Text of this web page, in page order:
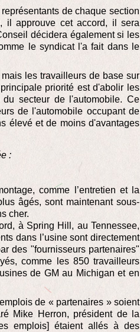
de chaque section
il approuve cet accord, il sera
décidera également si les
le syndicat l'a fait dans le
les travailleurs de base sur
priorité est d'abolir les
secteur de l'automobile. Ce
de l'automobile occupant de
élevé et de moins d'avantages
:
comme l’entretien et la
âgés, sont maintenant sous-
cher.
à Spring Hill, au Tennessee,
dans l’usine sont directement
des "fournisseurs partenaires"
comme les 850 travailleurs
de GM au Michigan et en
de « partenaires » soient
Mike Herron, président de la
emplois] étaient allés à des